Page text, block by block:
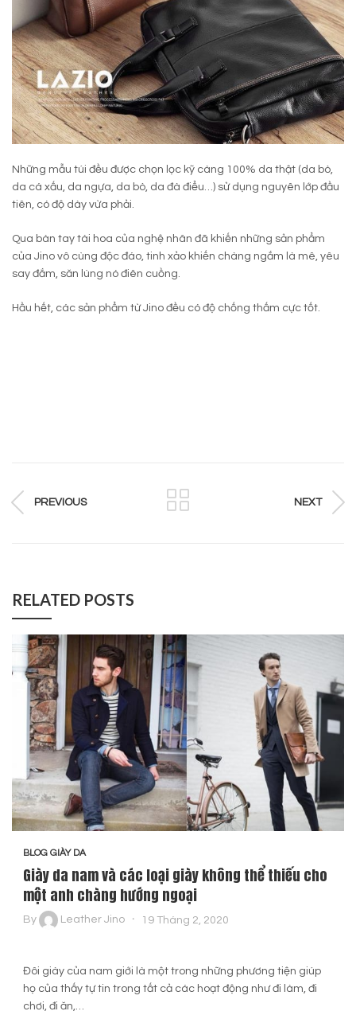
Những mẫu túi đều được chọn lọc kỹ càng 100% da thật (da bò,
da cá xấu, da ngựa, da bò, da đà điểu…) sử dụng nguyên lớp đầu
tiên, có độ dày vừa phải.
Qua bàn tay tài hoa của nghệ nhân đã khiến những sản phẩm
của Jino vô cùng độc đáo, tinh xảo khiến chàng ngắm là mê, yêu
say đắm, săn lùng nó điên cuồng.
Hầu hết, các sản phẩm từ Jino đều có độ chống thấm cực tốt.
PREVIOUS NEXT
RELATED POSTS
BLOG GIÀY DA
Giày da nam và các loại giày không thể thiếu cho
một anh chàng hướng ngoại
By Leather Jino 19 Tháng 2, 2020
Đôi giày của nam giới là một trong những phương tiện giúp
họ của thấy tự tin trong tất cả các hoạt động như đi làm, đi
chơi, đi ăn,…